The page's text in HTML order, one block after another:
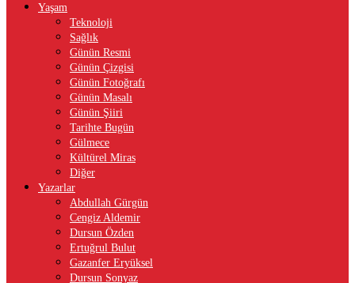
Yaşam
Teknoloji
Sağlık
Günün Resmi
Günün Çizgisi
Günün Fotoğrafı
Günün Masalı
Günün Şiiri
Tarihte Bugün
Gülmece
Kültürel Miras
Diğer
Yazarlar
Abdullah Gürgün
Cengiz Aldemir
Dursun Özden
Ertuğrul Bulut
Gazanfer Eryüksel
Dursun Sonyaz